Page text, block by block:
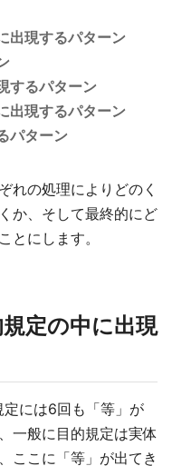
出現するパターン
するパターン
出現するパターン
パターン
れの処理によりどのく
か、そして最終的にど
とにします。
定の中に出現
には6回も「等」が
一般に目的規定は実体
ここに「等」が出てき